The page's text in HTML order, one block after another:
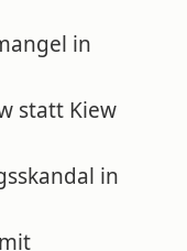
in
statt Kiew
in